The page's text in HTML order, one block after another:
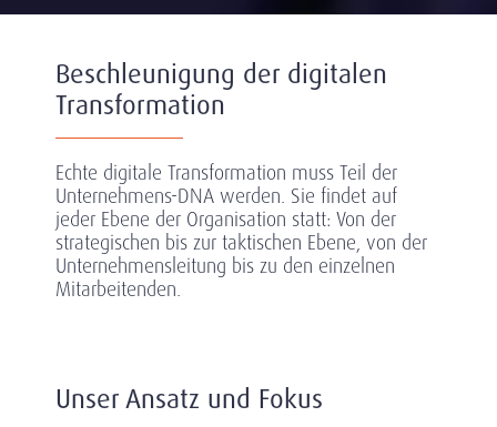
Beschleunigung der digitalen
Transformation
Echte digitale Transformation muss Teil der
Unternehmens-DNA werden. Sie findet auf
jeder Ebene der Organisation statt: Von der
strategischen bis zur taktischen Ebene, von der
Unternehmensleitung bis zu den einzelnen
Mitarbeitenden.
Unser Ansatz und Fokus